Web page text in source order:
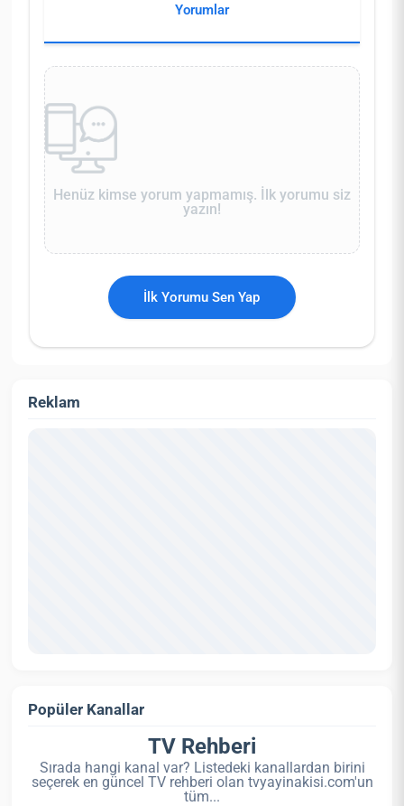
Yorumlar
Henüz kimse yorum yapmamış. İlk yorumu siz
yazın!
İlk Yorumu Sen Yap
Reklam
Popüler Kanallar
TV Rehberi
Sırada hangi kanal var? Listedeki kanallardan birini
seçerek en güncel TV rehberi olan tvyayinakisi.com'un
tüm...